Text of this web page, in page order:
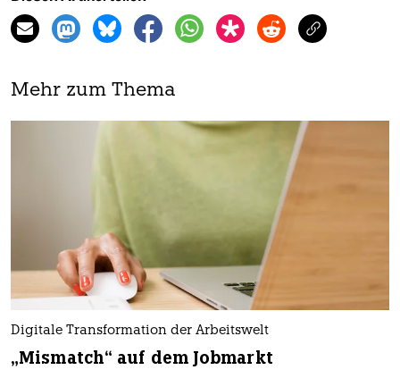
Mehr zum Thema
Digitale Transformation der Arbeitswelt
„Mismatch“ auf dem Jobmarkt